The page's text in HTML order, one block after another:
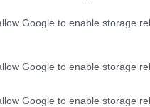
Google to enable storage
Google to enable storage
Google to enable storage